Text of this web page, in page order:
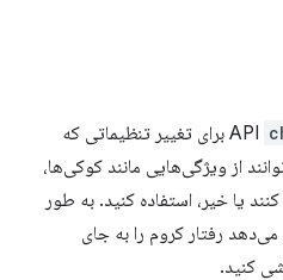
برای تغییر تنظیماتی که
از ویژگی‌هایی مانند کوکی‌ها،
یا خیر، استفاده کنید. به طور
رفتار کروم را به جای
کنید.